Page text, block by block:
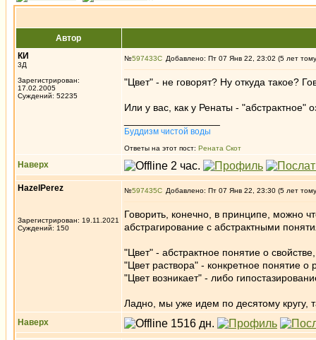
Автор
КИ
3Д
Зарегистрирован:
17.02.2005
Суждений: 52235
№597433 Добавлено: Пт 07 Янв 22, 23:02 (5 лет
"Цвет" - не говорят? Ну откуда такое?
Или у вас, как у Ренаты - "абстрактное"
Буддизм чистой воды
Ответы на этот пост: Рената Скот
Наверх
HazelPerez
Зарегистрирован: 19.11.2021
Суждений: 150
№597435 Добавлено: Пт 07 Янв 22, 23:30 (5 лет
Говорить, конечно, в принципе, можно
абстрагирование с абстрактными
"Цвет" - абстрактное понятие о
"Цвет раствора" - конкретное понятие о
"Цвет возникает" - либо
Ладно, мы уже идем по десятому кругу,
Наверх